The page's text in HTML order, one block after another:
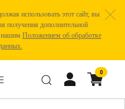
использовать этот сайт, вы
получения дополнительной
нашим Положением об обработке
0